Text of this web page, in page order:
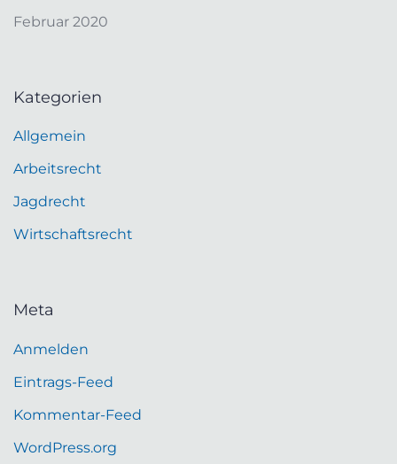
Februar 2020
Kategorien
Allgemein
Arbeitsrecht
Jagdrecht
Wirtschaftsrecht
Meta
Anmelden
Eintrags-Feed
Kommentar-Feed
WordPress.org